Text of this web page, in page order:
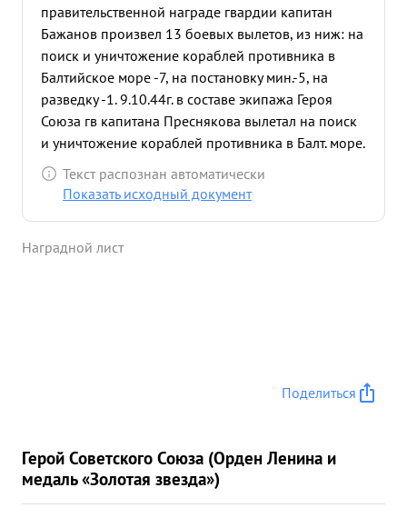
правительственной награде гвардии капитан
Бажанов произвел 13 боевых вылетов, из ниж: на
поиск и уничтожение кораблей противника в
Балтийское море -7, на постановку мин.-5, на
разведку -1. 9.10.44г. в составе экипажа Героя
Союза гв капитана Преснякова вылетал на поиск
и уничтожение кораблей противника в Балт. море.
в =566"08" Д=18 45, обнаружил караван
противника в составе: ТР идущего в охранении 2
Бажанов расчитал и дал летчику точный боевой
средствами ПВО и всегда т Бажанов задания
координатах. Работая офицером старшим по
разведчасти АП тов. Бажанов провел большую
работу с летным составом по вводу его в боевой
Текст распознан автоматически
Показать исходный документ
Наградной лист
Поделиться
Герой Советского Союза (Орден Ленина и
медаль «Золотая звезда»)